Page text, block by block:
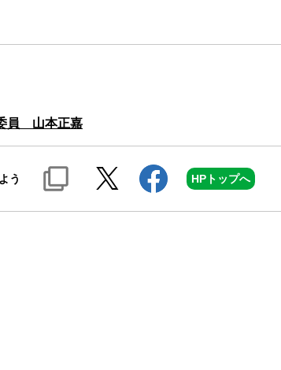
員 山本正嘉
う HPトップへ